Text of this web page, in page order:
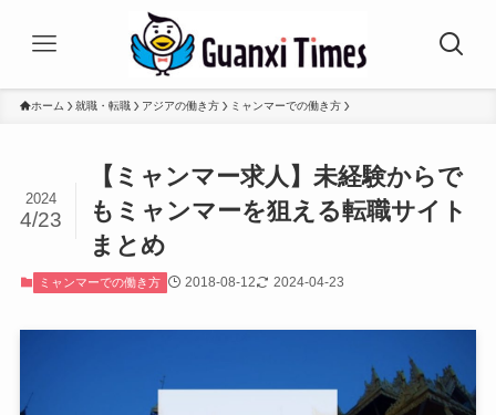
ホーム 就職・転職 アジアの働き方 ミャンマーでの働き方
【ミャンマー求人】未経験からで
もミャンマーを狙える転職サイト
まとめ
2024
4/23
ミャンマーでの働き方 2018-08-12 2024-04-23